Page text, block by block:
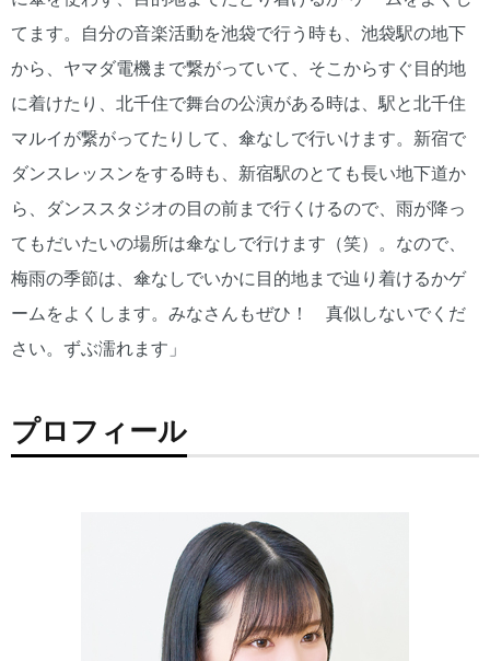
てます。自分の音楽活動を池袋で行う時も、池袋駅の地下
から、ヤマダ電機まで繋がっていて、そこからすぐ目的地
に着けたり、北千住で舞台の公演がある時は、駅と北千住
マルイが繋がってたりして、傘なしで行いけます。新宿で
ダンスレッスンをする時も、新宿駅のとても長い地下道か
ら、ダンススタジオの目の前まで行くけるので、雨が降っ
てもだいたいの場所は傘なしで行けます（笑）。なので、
梅雨の季節は、傘なしでいかに目的地まで辿り着けるかゲ
ームをよくします。みなさんもぜひ！ 真似しないでくだ
さい。ずぶ濡れます」
プロフィール